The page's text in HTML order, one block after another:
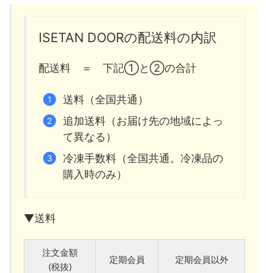
ISETAN DOORの配送料の内訳
配送料 ＝ 下記①と②の合計
送料（全国共通）
追加送料（お届け先の地域によっ
て異なる）
冷凍手数料（全国共通。冷凍品の
購入時のみ）
▼送料
注文金額
(税抜)
定期会員 定期会員以外